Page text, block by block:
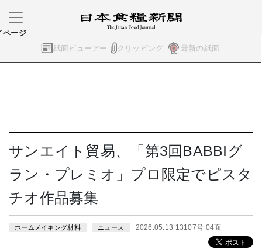
紙面ビューアー クリッピング 最新の紙面
ページ
サンエイト貿易、「第3回BABBIグ
ラン・プレミオ」プロ限定でピスタ
チオ作品募集
ホームメイキング材料 ニュース 2026.05.13 13107号 04面